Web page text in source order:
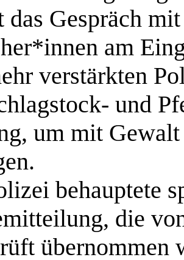
das Gespräch
am
verstärkten
und
um mit
behauptete
die
übernommen